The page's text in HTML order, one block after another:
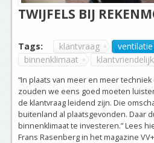
TWIJFELS BIJ
Tags: klantvraag ventilatie
binnenklimaat
klantvriendelijk
“In plaats van meer en meer
zouden we eens goed moeten
de klantvraag leidend zijn. Die
buitenland al plaatsgevonden. Daar
binnenklimaat te investeren.” Lees
Frans Rasenberg in het magazine